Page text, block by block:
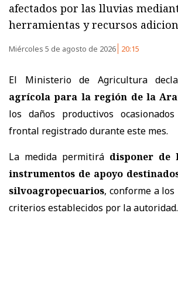
afectados por las lluvias
herramientas y recursos
Miércoles 5 de agosto de 2026 20:15
El Ministerio de Agricultura
agrícola para la región de la
los daños productivos
frontal registrado durante este mes.
La medida permitirá disponer de
instrumentos de apoyo
silvoagropecuarios, conforme a
criterios establecidos por la autoridad.